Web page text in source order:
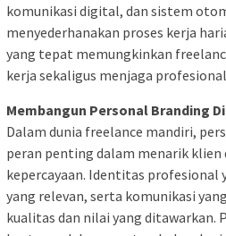
komunikasi digital, dan sistem
menyederhanakan proses kerja
yang tepat memungkinkan
kerja sekaligus menjaga
Membangun Personal Branding
Dalam dunia freelance mandiri,
peran penting dalam menarik klien
kepercayaan. Identitas
yang relevan, serta komunikasi
kualitas dan nilai yang ditawarkan.